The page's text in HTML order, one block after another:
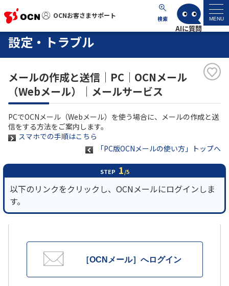
OCNお客さまサポート 検索 MENU
OCNお客さまサポート
サポートトップ
サービス名から探す
よくあるご質問
工事・故障情報
各種ダウンロード
履歴・お気に入り
お知らせ サポートサイトの使い方
設定・トラブル
メールの作成と送信｜PC｜OCNメール
（Webメール）｜メールサービス
PCでOCNメール（Webメール）を使う場合に、メールの作成と送
信をする方法をご案内します。
スマホでの手順はこちら
「PC版OCNメールの使い方」トップへ
STEP 1/5
以下のリンクをクリックし、OCNメールにログインしま
す。
［OCNメール］へログイン